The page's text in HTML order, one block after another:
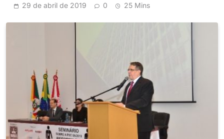
29 de abril de 2019 0 25 Mins